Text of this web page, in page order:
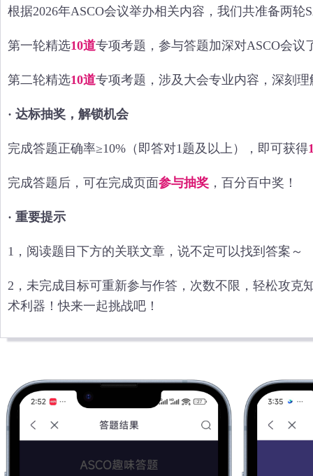
根据2026年ASCO会议举办相关内容，我们共准备两轮
第一轮精选10道专项考题，参与答题加深对ASCO会议
第二轮精选10道专项考题，涉及大会专业内容，深刻
· 达标抽奖，解锁机会
完成答题正确率≥10%（即答对1题及以上），即可获得
完成答题后，可在完成页面参与抽奖 ，百分百中奖！
· 重要提示
1，阅读题目下方的关联文章，说不定可以找到答案～
2，未完成目标可重新参与作答，次数不限，轻松攻克
术利器！快来一起挑战吧！